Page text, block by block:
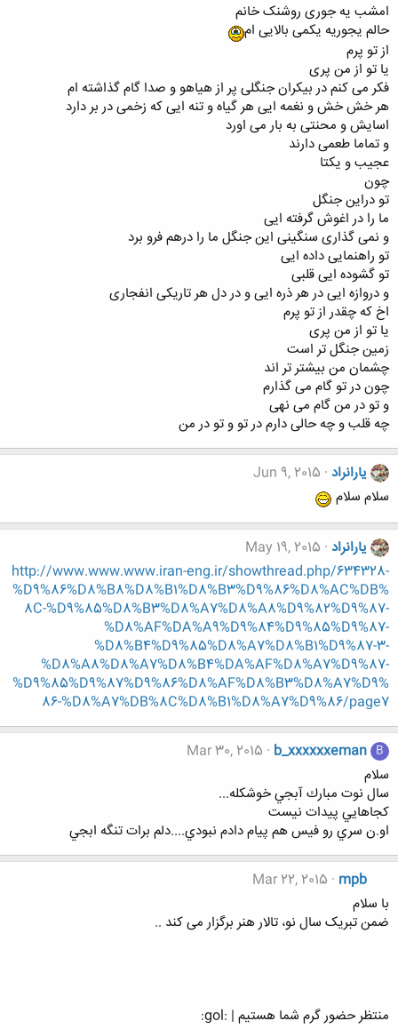
امشب یه جوری روشنک خانم
حالم یجوریه یکمی بالایی ام
از تو پرم
یا تو از من پری
فکر می کنم در بیکران جنگلی پر از هیاهو و صدا گام گذاشته ام
هر خش خش و نغمه ایی هر گیاه و تنه ایی که زخمی در بر دارد
اسایش و محنتی به بار می اورد
و تماما طعمی دارند
عجیب و یکتا
چون
تو دراین جنگل
ما را در اغوش گرفته ایی
و نمی گذاری سنگینی این جنگل ما را درهم فرو برد
تو راهنمایی داده ایی
تو گشوده ایی قلبی
و دروازه ایی در هر ذره ایی و در دل هر تاریکی انفجاری
اخ که چقدر از تو پرم
یا تو از من پری
زمین جنگل تر است
چشمان من بیشتر تر اند
چون در تو گام می گذارم
و تو در من گام می نهی
چه قلب و چه حالی دارم در تو و تو در من
یارانراد Jun 9, 2015
سلام سلام
یارانراد May 19, 2015
http://www.www.www.iran-eng.ir/showthread.php/634328-
%D9%86%D8%B8%D8%B1%D8%B3%D9%86%D8%AC%DB%
8C-%D9%85%D8%B3%D8%A7%D8%A8%D9%82%D9%87-
%D8%AF%DA%A9%D9%84%D9%85%D9%87-
%D8%B4%D9%85%D8%A7%D8%B1%D9%87-3-
%D8%A8%D8%A7%D8%B4%DA%AF%D8%A7%D9%87-
%D9%85%D9%87%D9%86%D8%AF%D8%B3%D8%A7%D9%
86-%D8%A7%DB%8C%D8%B1%D8%A7%D9%86/page7
B
b_xxxxxxeman
Mar 30, 2015
سلام
سال نوت مبارك آبجي خوشكله...
كجاهايي پيدات نيست
او.ن سري رو فيس هم پيام دادم نبودي....دلم برات تنگه ابجي
mpb
Mar 22, 2015
با سلام
ضمن تبریک سال نو، تالار هنر برگزار می کند ..
منتظر حضور گرم شما هستیم | :gol: